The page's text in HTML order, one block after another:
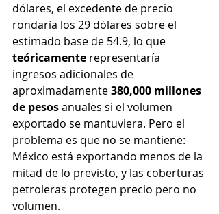
dólares, el excedente de precio
rondaría los 29 dólares sobre el
estimado base de 54.9, lo que
teóricamente representaría
ingresos adicionales de
aproximadamente 380,000 millones
de pesos anuales si el volumen
exportado se mantuviera. Pero el
problema es que no se mantiene:
México está exportando menos de la
mitad de lo previsto, y las coberturas
petroleras protegen precio pero no
volumen.